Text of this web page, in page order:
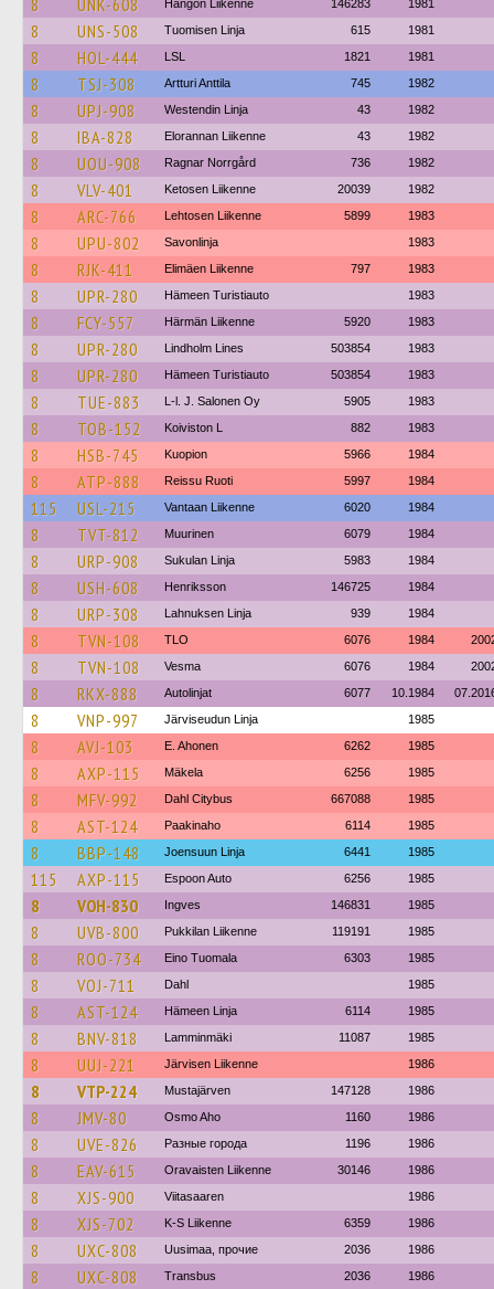
8 UNK-608 Hangon Liikenne 146283 1981
8 UNS-508 Tuomisen Linja 615 1981
8 HOL-444 LSL 1821 1981
8 TSJ-308 Artturi Anttila 745 1982
8 UPJ-908 Westendin Linja 43 1982
8 IBA-828 Elorannan Liikenne 43 1982
8 UOU-908 Ragnar Norrgård 736 1982
8 VLV-401 Ketosen Liikenne 20039 1982
8 ARC-766 Lehtosen Liikenne 5899 1983
8 UPU-802 Savonlinja 1983
8 RJK-411 Elimäen Liikenne 797 1983
8 UPR-280 Hämeen Turistiauto 1983
8 FCY-557 Härmän Liikenne 5920 1983
8 UPR-280 Lindholm Lines 503854 1983
8 UPR-280 Hämeen Turistiauto 503854 1983
8 TUE-883 L-l. J. Salonen Oy 5905 1983
8 TOB-152 Koiviston L 882 1983
8 HSB-745 Kuopion 5966 1984
8 ATP-888 Reissu Ruoti 5997 1984
115 USL-215 Vantaan Liikenne 6020 1984
8 TVT-812 Muurinen 6079 1984
8 URP-908 Sukulan Linja 5983 1984
8 USH-608 Henriksson 146725 1984
8 URP-308 Lahnuksen Linja 939 1984
8 TVN-108 TLO 6076 1984
8 TVN-108 Vesma 6076 1984
8 RKX-888 Autolinjat 6077 10.1984
8 VNP-997 Järviseudun Linja 1985
8 AVJ-103 E. Ahonen 6262 1985
8 AXP-115 Mäkela 6256 1985
8 MFV-992 Dahl Citybus 667088 1985
8 AST-124 Paakinaho 6114 1985
8 BBP-148 Joensuun Linja 6441 1985
115 AXP-115 Espoon Auto 6256 1985
8 VOH-830 Ingves 146831 1985
8 UVB-800 Pukkilan Liikenne 119191 1985
8 ROO-734 Eino Tuomala 6303 1985
8 VOJ-711 Dahl 1985
8 AST-124 Hämeen Linja 6114 1985
8 BNV-818 Lamminmäki 11087 1985
8 UUJ-221 Järvisen Liikenne 1986
8 VTP-224 Mustajärven 147128 1986
8 JMV-80 Osmo Aho 1160 1986
8 UVE-826 Разные города 1196 1986
8 EAV-615 Oravaisten Liikenne 30146 1986
8 XJS-900 Viitasaaren 1986
8 XJS-702 K-S Liikenne 6359 1986
8 UXC-808 Uusimaa, прочие 2036 1986
8 UXC-808 Transbus 2036 1986